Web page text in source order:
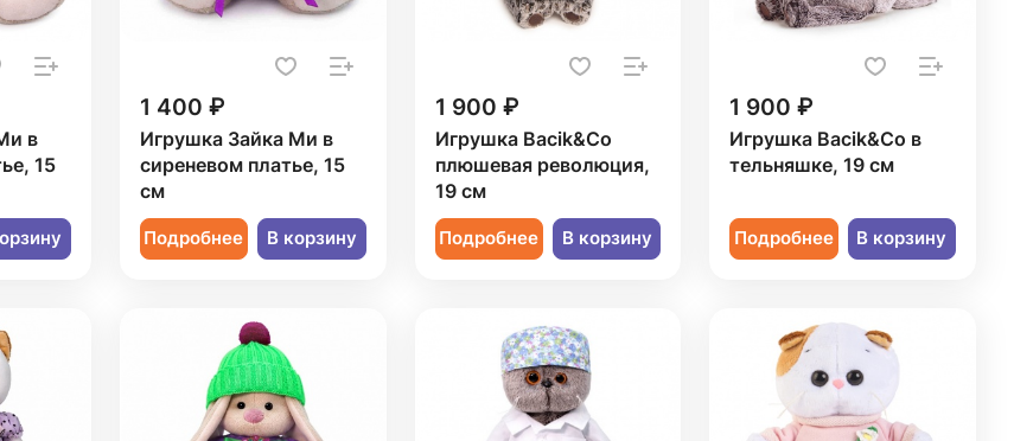
в
15
1 400 ₽
Игрушка Зайка Ми в
сиреневом платье, 15
см
Подробнее В корзину
1 900 ₽
Игрушка Bacik&Co
плюшевая революция,
19 см
Подробнее В корзину
1 900 ₽
Игрушка Bacik&Co в
тельняшке, 19 см
Подробнее В корзину